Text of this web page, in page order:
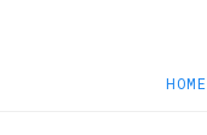
HOME